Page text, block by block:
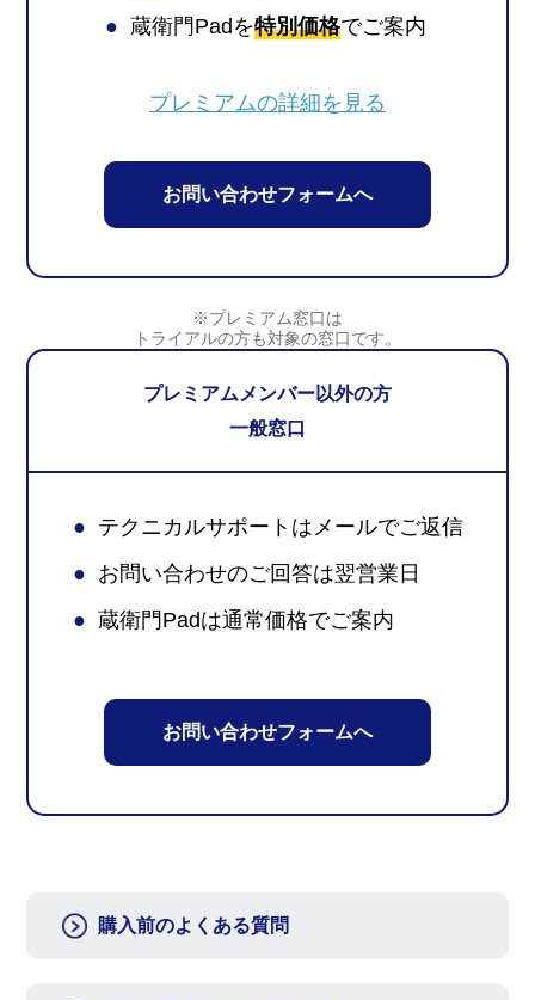
● 蔵衛門Padを特別価格でご案内
プレミアムの詳細を見る
お問い合わせフォームへ
※プレミアム窓口は
トライアルの方も対象の窓口です。
プレミアムメンバー以外の方
一般窓口
● テクニカルサポートはメールでご返信
● お問い合わせのご回答は翌営業日
● 蔵衛門Padは通常価格でご案内
お問い合わせフォームへ
購入前のよくある質問